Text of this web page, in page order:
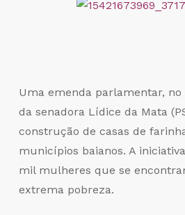
Uma emenda parlamentar, no
da senadora Lídice da Mata
construção de casas de
municípios baianos. A
mil mulheres que se
extrema pobreza.